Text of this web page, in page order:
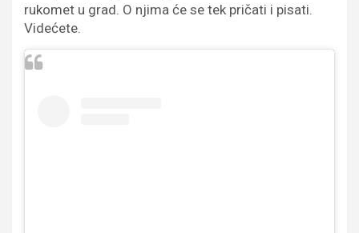
rukomet u grad. O njima će se tek pričati i pisati.
Videćete.